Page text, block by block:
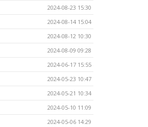
2024-08-23 15:30
2024-08-14 15:04
2024-08-12 10:30
2024-08-09 09:28
2024-06-17 15:55
2024-05-23 10:47
2024-05-21 10:34
2024-05-10 11:09
2024-05-06 14:29